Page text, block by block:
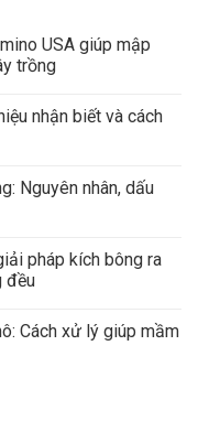
USA giúp mập
trồng
nhận biết và cách
Nguyên nhân, dấu
pháp kích bông ra
đều
Cách xử lý giúp mầm